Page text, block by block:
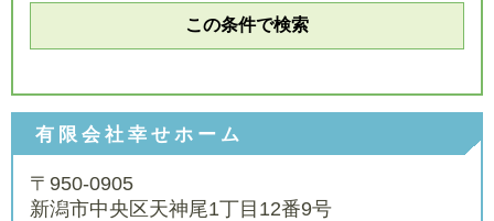
有限会社幸せホーム
〒950-0905
新潟市中央区天神尾1丁目12番9号